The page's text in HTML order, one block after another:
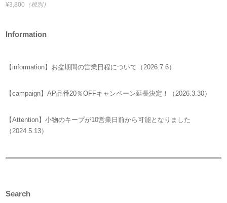
¥3,800 （税別）
Information
【information】お盆期間の営業日程について（2026.7.6）
【campaign】AP品番20％OFFキャンペーン延長決定！（2026.3.30）
【Attention】小物のキープが10営業日前から可能となりました
（2024.5.13）
Search